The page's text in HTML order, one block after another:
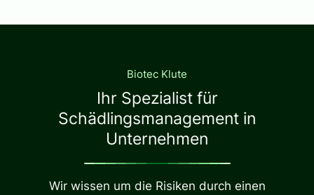
Biotec Klute
Ihr Spezialist für
Schädlingsmanagement in
Unternehmen
Wir wissen um die Risiken durch einen